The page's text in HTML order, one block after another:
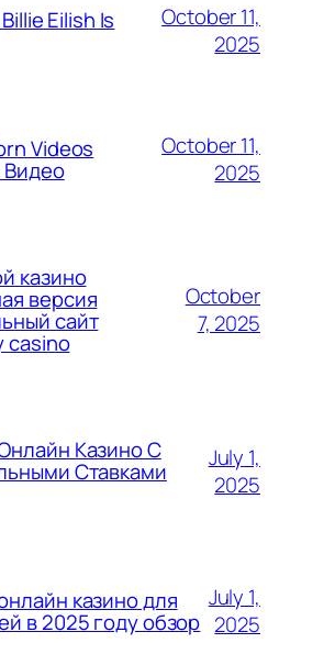
Eilish Is
October 11,
2025
Videos
October 11,
2025
казино
версия
сайт
casino
October
7, 2025
Казино С
Ставками
July 1,
2025
казино для
в 2025 году обзор
July 1,
2025